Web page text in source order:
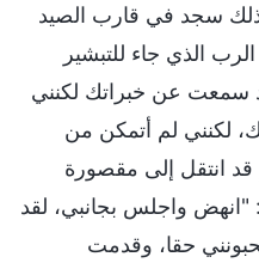
سجد في قارب الصيد
الذي جاء للتبشير
سمعت عن خبراتك لكنني
لكنني لم أتمكن من
قد انتقل إلى مقصورة
واجلس بجانبي، لقد
حقا، وقدمت